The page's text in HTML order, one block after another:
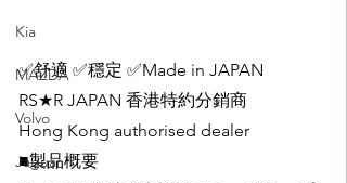
Kia
MAZDA
Volvo
Jaguar
✅舒適 ✅穩定 ✅Made in JAPAN
RS★R JAPAN 香港特約分銷商
Hong Kong authorised dealer
■製品概要